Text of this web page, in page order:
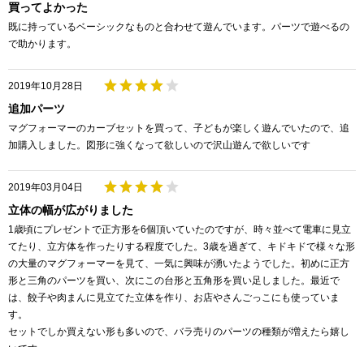
買ってよかった
既に持っているベーシックなものと合わせて遊んでいます。パーツで遊べるの
で助かります。
2019年10月28日
追加パーツ
マグフォーマーのカーブセットを買って、子どもが楽しく遊んでいたので、追
加購入しました。図形に強くなって欲しいので沢山遊んで欲しいです
2019年03月04日
立体の幅が広がりました
1歳頃にプレゼントで正方形を6個頂いていたのですが、時々並べて電車に見立
てたり、立方体を作ったりする程度でした。3歳を過ぎて、キドキドで様々な形
の大量のマグフォーマーを見て、一気に興味が湧いたようでした。初めに正方
形と三角のパーツを買い、次にこの台形と五角形を買い足しました。最近で
は、餃子や肉まんに見立てた立体を作り、お店やさんごっこにも使っていま
す。
セットでしか買えない形も多いので、バラ売りのパーツの種類が増えたら嬉し